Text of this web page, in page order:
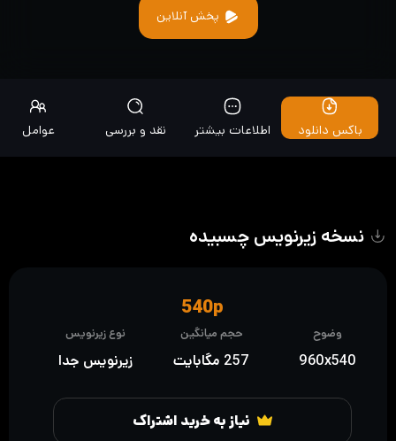
آشام دیگری هم در قصر حضور دارد که در عرصه ی سیاست بازیگری
قابل است و برای اینکه ولیعهد به تاج و تخت نرسد از هیچ تلاشی
پخش آنلاین
باکس دانلود اطلاعات بیشتر نقد و بررسی عوامل
نسخه زیرنویس چسبیده
نیاز به خرید اشتراک
وضوح
960x540
حجم میانگین
257 مگابایت
نوع زیرنویس
زیرنویس جدا
540p